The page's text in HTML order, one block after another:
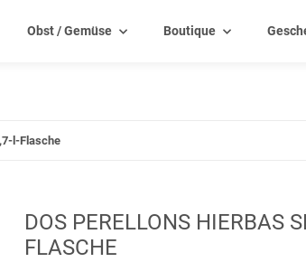
Obst / Gemüse Boutique
l-Flasche
DOS PERELLONS HIERBAS
FLASCHE